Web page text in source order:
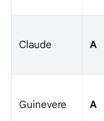
Claude A
Guinevere A